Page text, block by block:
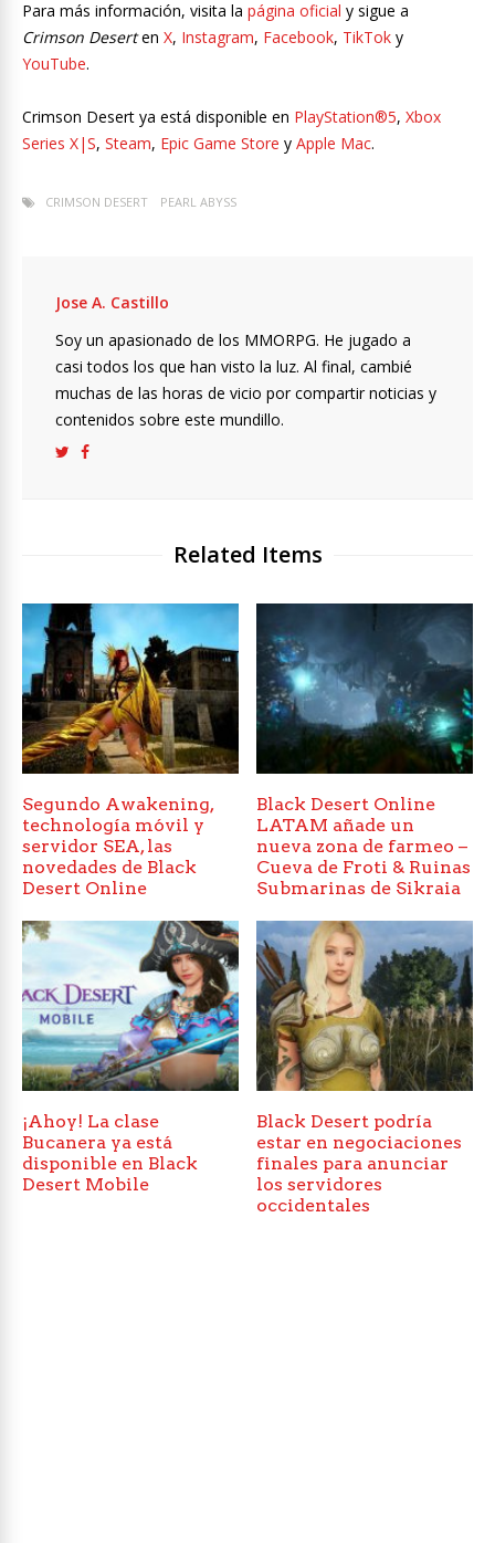
Para más información, visita la página oficial y sigue a
Crimson Deserten X, Instagram, Facebook, TikTok y
YouTube.
Crimson Desert ya está disponible en PlayStation®5, Xbox
Series X|S, Steam, Epic Game Store y Apple Mac.
CRIMSON DESERT PEARL ABYSS
Jose A. Castillo
Soy un apasionado de los MMORPG. He jugado a
casi todos los que han visto la luz. Al final, cambié
muchas de las horas de vicio por compartir noticias y
contenidos sobre este mundillo.
Related Items
Segundo Awakening,
technología móvil y
servidor SEA, las
novedades de Black
Desert Online
Black Desert Online
LATAM añade un
nueva zona de farmeo –
Cueva de Froti & Ruinas
Submarinas de Sikraia
¡Ahoy! La clase
Bucanera ya está
disponible en Black
Desert Mobile
Black Desert podría
estar en negociaciones
finales para anunciar
los servidores
occidentales